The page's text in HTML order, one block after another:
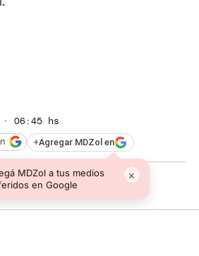
06:45 hs
+Agregar MDZol en
MDZol a tus medios
en Google
×